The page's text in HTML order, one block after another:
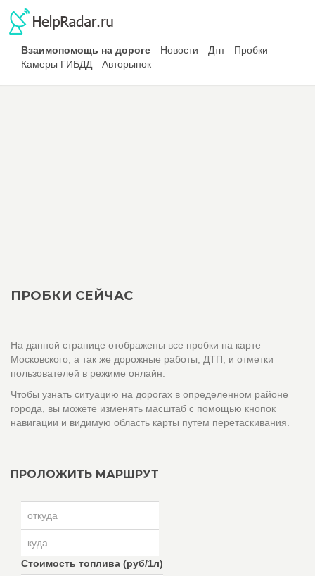
Взаимопомощь на дороге Новости Дтп
Пробки
Камеры ГИБДД
Авторынок
ПРОБКИ СЕЙЧАС
На данной странице отображены все пробки на карте
Московского, а так же дорожные работы, ДТП, и отметки
пользователей в режиме онлайн.
Чтобы узнать ситуацию на дорогах в определенном районе
города, вы можете изменять масштаб с помощью кнопок
навигации и видимую область карты путем перетаскивания.
ПРОЛОЖИТЬ МАРШРУТ
Стоимость топлива (руб/1л)